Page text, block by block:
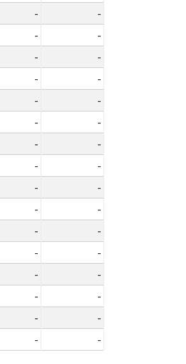
-
-
-
-
-
-
-
-
-
-
-
-
-
-
-
-
-
-
-
-
-
-
-
-
-
-
-
-
-
-
- -